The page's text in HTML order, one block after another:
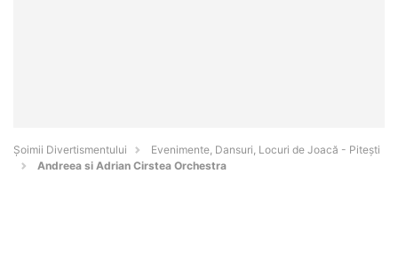
Şoimii Divertismentului
Evenimente, Dansuri, Locuri de Joacă - Piteşti
Andreea si Adrian Cirstea Orchestra